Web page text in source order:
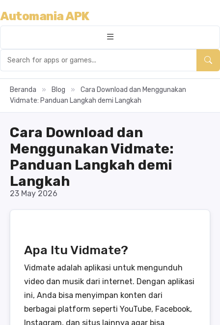
Automania APK
Beranda » Blog »
Cara Download dan Menggunakan
Vidmate: Panduan Langkah demi Langkah
Cara Download dan
Menggunakan Vidmate:
Panduan Langkah demi
Langkah
23 May 2026
Apa Itu Vidmate?
Vidmate adalah aplikasi untuk mengunduh
video dan musik dari internet. Dengan aplikasi
ini, Anda bisa menyimpan konten dari
berbagai platform seperti YouTube, Facebook,
Instagram, dan situs lainnya agar bisa